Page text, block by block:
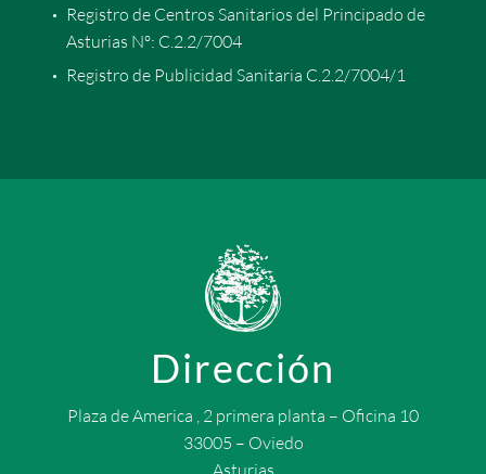
Registro de Centros Sanitarios del Principado de
Asturias Nº: C.2.2/7004
Registro de Publicidad Sanitaria C.2.2/7004/1
Dirección
Plaza de America , 2 primera planta – Oficina 10
33005 – Oviedo